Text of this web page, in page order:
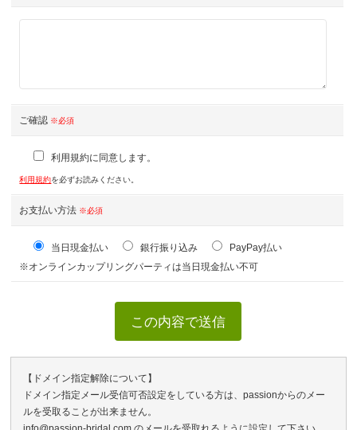
ご確認 ※必須
利用規約に同意します。
利用規約を必ずお読みください。
お支払い方法 ※必須
当日現金払い 銀行振り込み
PayPay払い
※オンラインカップリングパーティは当日現金払い不可
【ドメイン指定解除について】
ドメイン指定メール受信可否設定をしている方は、passionからのメー
ルを受取ることが出来ません。